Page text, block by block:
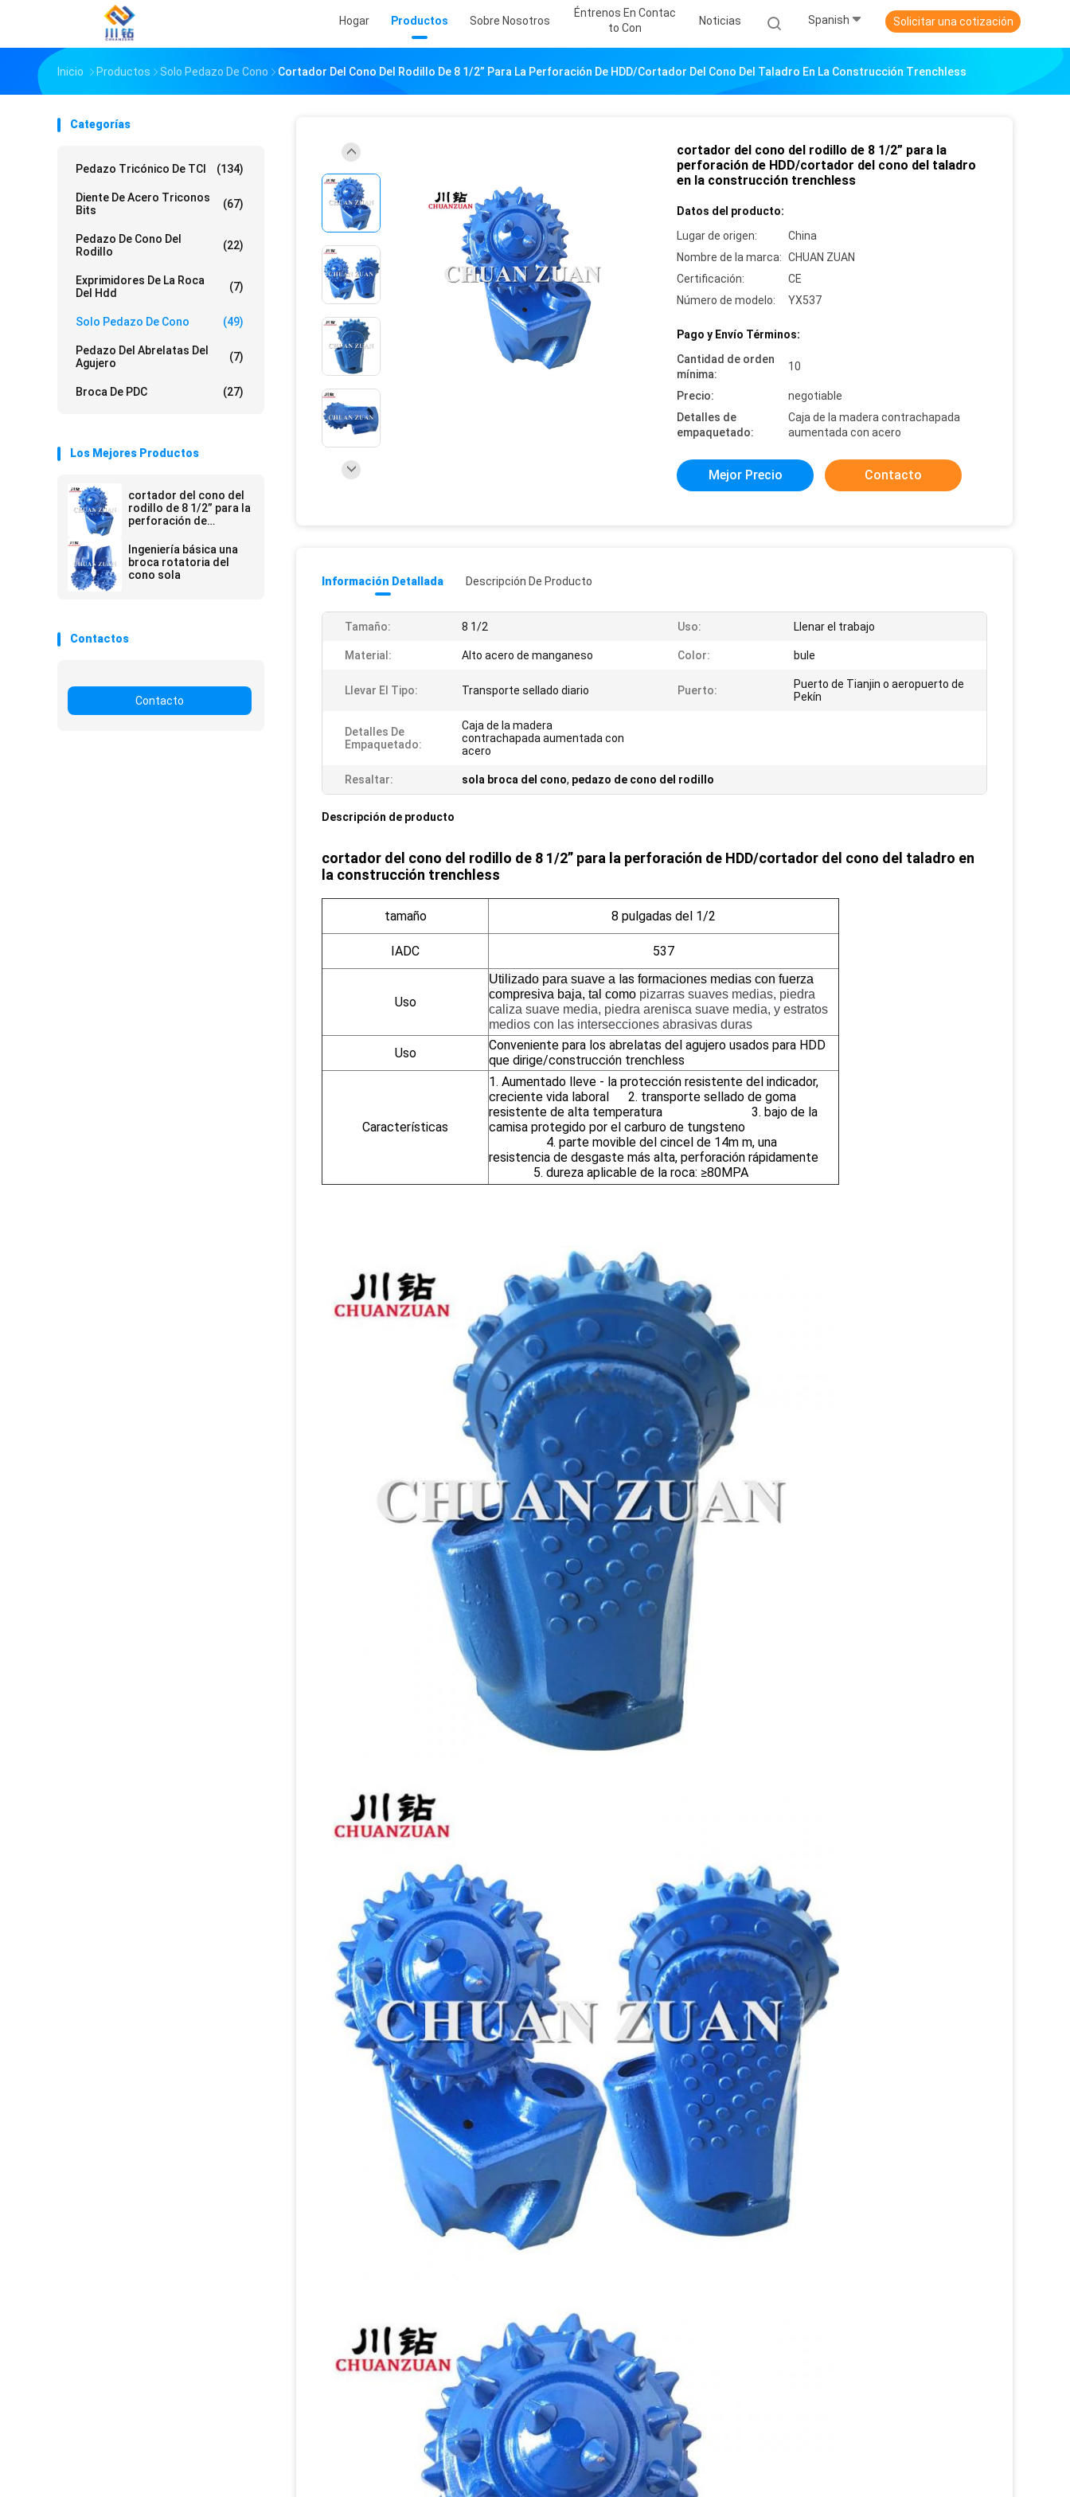
Hogar Productos Sobre Nosotros
Éntrenos En Contac
To Con
Noticias Spanish Solicitar una cotización
Inicio Productos Solo Pedazo De Cono Cortador Del Cono Del Rodillo De 8 1/2” Para La Perforación De HDD/cortador Del Cono Del Taladro En La Construcción Trenchless
Categorías
Pedazo Tricónico De TCI (134)
Diente De Acero Triconos
Bits
(67)
Pedazo De Cono Del
Rodillo
(22)
Exprimidores De La Roca
Del Hdd
(7)
Solo Pedazo De Cono (49)
Pedazo Del Abrelatas Del
Agujero
(7)
Broca De PDC (27)
Los Mejores Productos
cortador del cono del
rodillo de 8 1/2” para la
perforación de
cono del taladro en la
construcción
trenchless
Ingeniería básica una
broca rotatoria del
cono sola
Contactos
Contacto
cortador del cono del rodillo de 8 1/2” para la
perforación de HDD/cortador del cono del taladro
en la construcción trenchless
Datos del producto:
Lugar de origen:
China
Nombre de la marca: CHUAN ZUAN
Certificación:
CE
Número de modelo:
YX537
Pago y Envío Términos:
Cantidad de orden
mínima:
10
Precio:
negotiable
Detalles de
empaquetado:
Caja de la madera contrachapada
aumentada con acero
Mejor Precio Contacto
Información Detallada Descripción De Producto
Tamaño: 8 1/2 Uso: Llenar el trabajo
Material: Alto acero de manganeso Color: bule
Llevar El Tipo: Transporte sellado diario Puerto:
Puerto de Tianjin o aeropuerto de
Pekín
Detalles De
Empaquetado:
Caja de la madera
contrachapada aumentada con
acero
Resaltar: sola broca del cono, pedazo de cono del rodillo
Descripción de producto
cortador del cono del rodillo de 8 1/2” para la perforación de HDD/cortador del cono del taladro en
la construcción trenchless
tamaño 8 pulgadas del 1/2
IADC 537
Uso
Utilizado para suave a las formaciones medias con fuerza
compresiva baja, tal como pizarras suaves medias, piedra
caliza suave media, piedra arenisca suave media, y estratos
medios con las intersecciones abrasivas duras
Uso
Conveniente para los abrelatas del agujero usados para HDD
que dirige/construcción trenchless
Características
1. Aumentado lleve - la protección resistente del indicador,
creciente vida laboral 2. transporte sellado de goma
resistente de alta temperatura 3. bajo de la
camisa protegido por el carburo de tungsteno
4. parte movible del cincel de 14m m, una
resistencia de desgaste más alta, perforación rápidamente
5. dureza aplicable de la roca: ≥80MPA